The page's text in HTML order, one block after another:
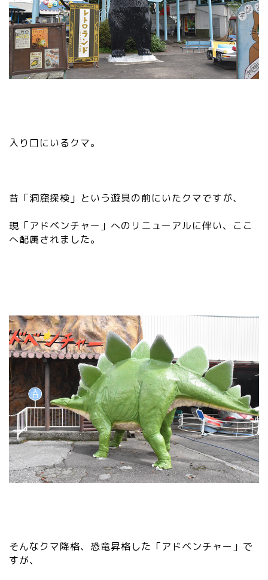
入り口にいるクマ。
昔「洞窟探検」という遊具の前にいたクマですが、
現「アドベンチャー」へのリニューアルに伴い、ここ
へ配属されました。
そんなクマ降格、恐竜昇格した「アドベンチャー」で
すが、